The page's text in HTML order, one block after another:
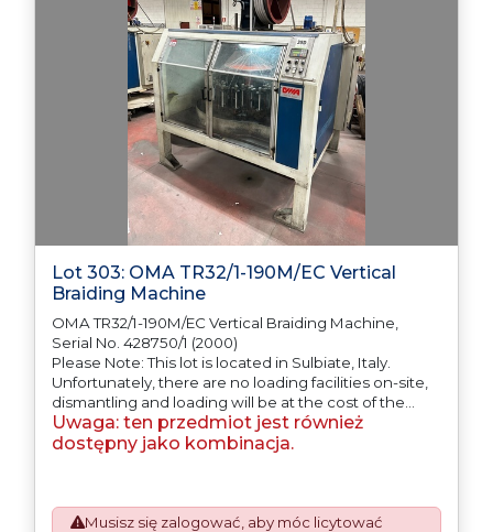
Lot 303: OMA TR32/1-190M/EC Vertical
Braiding Machine
OMA TR32/1-190M/EC Vertical Braiding Machine,
Serial No. 428750/1 (2000)
Please Note: This lot is located in Sulbiate, Italy.
Unfortunately, there are no loading facilities on-site,
dismantling and loading will be at the cost of the
purchaser. All/Any tooling is being offered as
specifically described.
Uwaga: ten przedmiot jest również
dostępny jako kombinacja.
Musisz się zalogować, aby móc licytować